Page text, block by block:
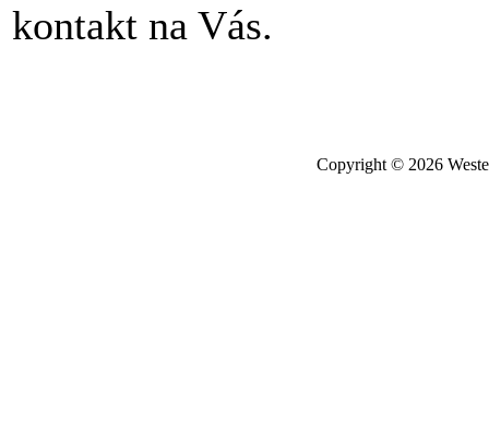
kontakt na Vás.
Copyright © 2026